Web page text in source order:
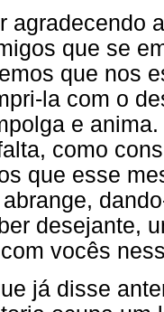
agradecendo
que se
que nos
la com o
e
como
que esse
desejante,
vocês
já disse